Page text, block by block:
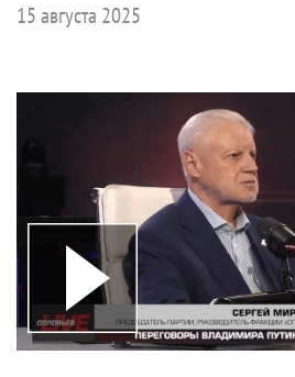
15 августа 2025